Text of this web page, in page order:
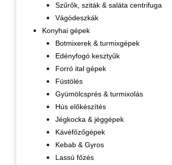
Szűrők, sziták & saláta centrifuga
Vágódeszkák
Konyhai gépek
Botmixerek & turmixgépek
Edényfogó kesztyűk
Forró ital gépek
Füstölés
Gyümölcsprés & turmixolás
Hús előkészítés
Jégkocka & jéggépek
Kávéfőzőgépek
Kebab & Gyros
Lassú főzés